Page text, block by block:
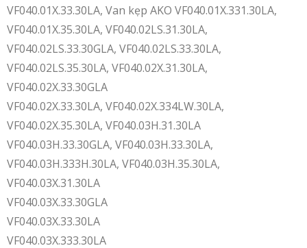
VF040.01X.33.30LA, Van kẹp AKO VF040.01X.331.30LA,
VF040.01X.35.30LA, VF040.02LS.31.30LA,
VF040.02LS.33.30GLA, VF040.02LS.33.30LA,
VF040.02LS.35.30LA, VF040.02X.31.30LA,
VF040.02X.33.30GLA
VF040.02X.33.30LA, VF040.02X.334LW.30LA,
VF040.02X.35.30LA, VF040.03H.31.30LA
VF040.03H.33.30GLA, VF040.03H.33.30LA,
VF040.03H.333H.30LA, VF040.03H.35.30LA,
VF040.03X.31.30LA
VF040.03X.33.30GLA
VF040.03X.33.30LA
VF040.03X.333.30LA